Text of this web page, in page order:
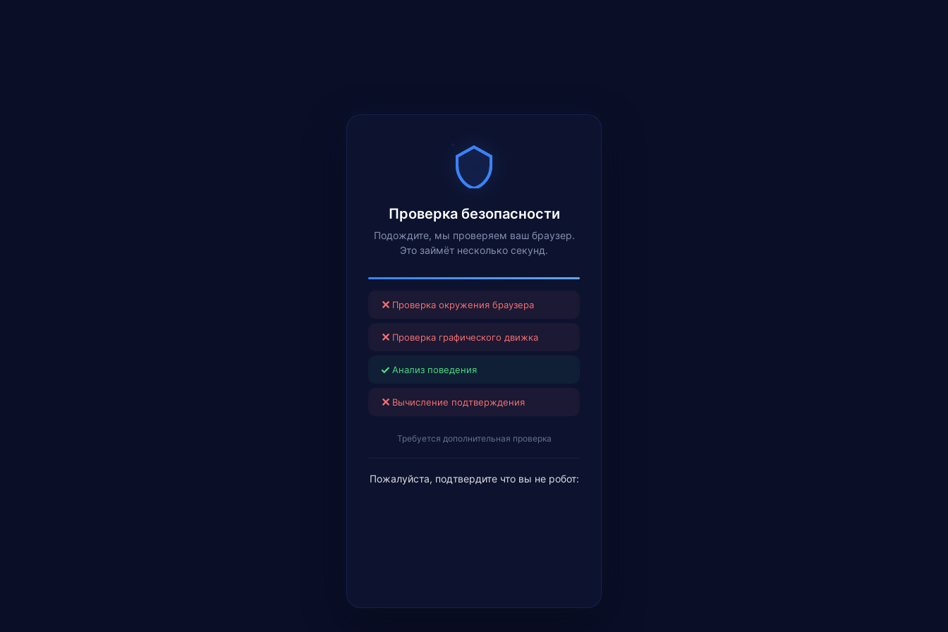
Проверка безопасности
Подождите, мы проверяем ваш браузер.
Это займёт несколько секунд.
✕ Проверка окружения браузера
✕ Проверка графического движка
✓ Анализ поведения
✕ Вычисление подтверждения
Требуется дополнительная проверка
Пожалуйста, подтвердите что вы не робот: